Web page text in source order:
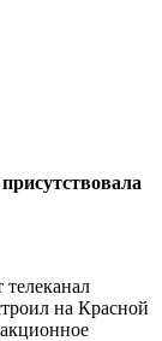
на Красной